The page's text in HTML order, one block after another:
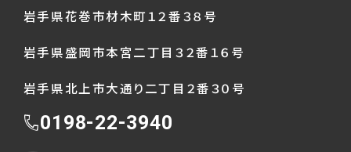
岩手県花巻市材木町１２番３８号
岩手県盛岡市本宮二丁目３２番１６号
岩手県北上市大通り二丁目２番３０号
0198-22-3940